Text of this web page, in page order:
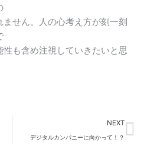
せん。人の心考え方が刻一刻
も含め注視していきたいと思
NEXT
デジタルカンパニーに向かって！？